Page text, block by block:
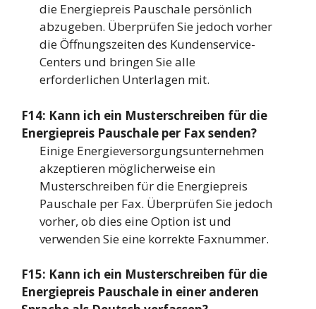
die Energiepreis Pauschale persönlich
abzugeben. Überprüfen Sie jedoch vorher
die Öffnungszeiten des Kundenservice-
Centers und bringen Sie alle
erforderlichen Unterlagen mit.
F14: Kann ich ein Musterschreiben für die
Energiepreis Pauschale per Fax senden?
Einige Energieversorgungsunternehmen
akzeptieren möglicherweise ein
Musterschreiben für die Energiepreis
Pauschale per Fax. Überprüfen Sie jedoch
vorher, ob dies eine Option ist und
verwenden Sie eine korrekte Faxnummer.
F15: Kann ich ein Musterschreiben für die
Energiepreis Pauschale in einer anderen